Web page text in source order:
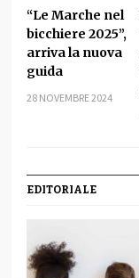
“Le Marche nel
bicchiere 2025”,
arriva la nuova
guida
28 NOVEMBRE 2024
EDITORIALE